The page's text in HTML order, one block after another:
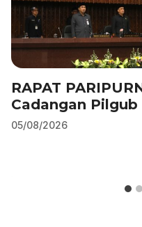
RAPAT
Cadangan Pilgub
05/08/2026